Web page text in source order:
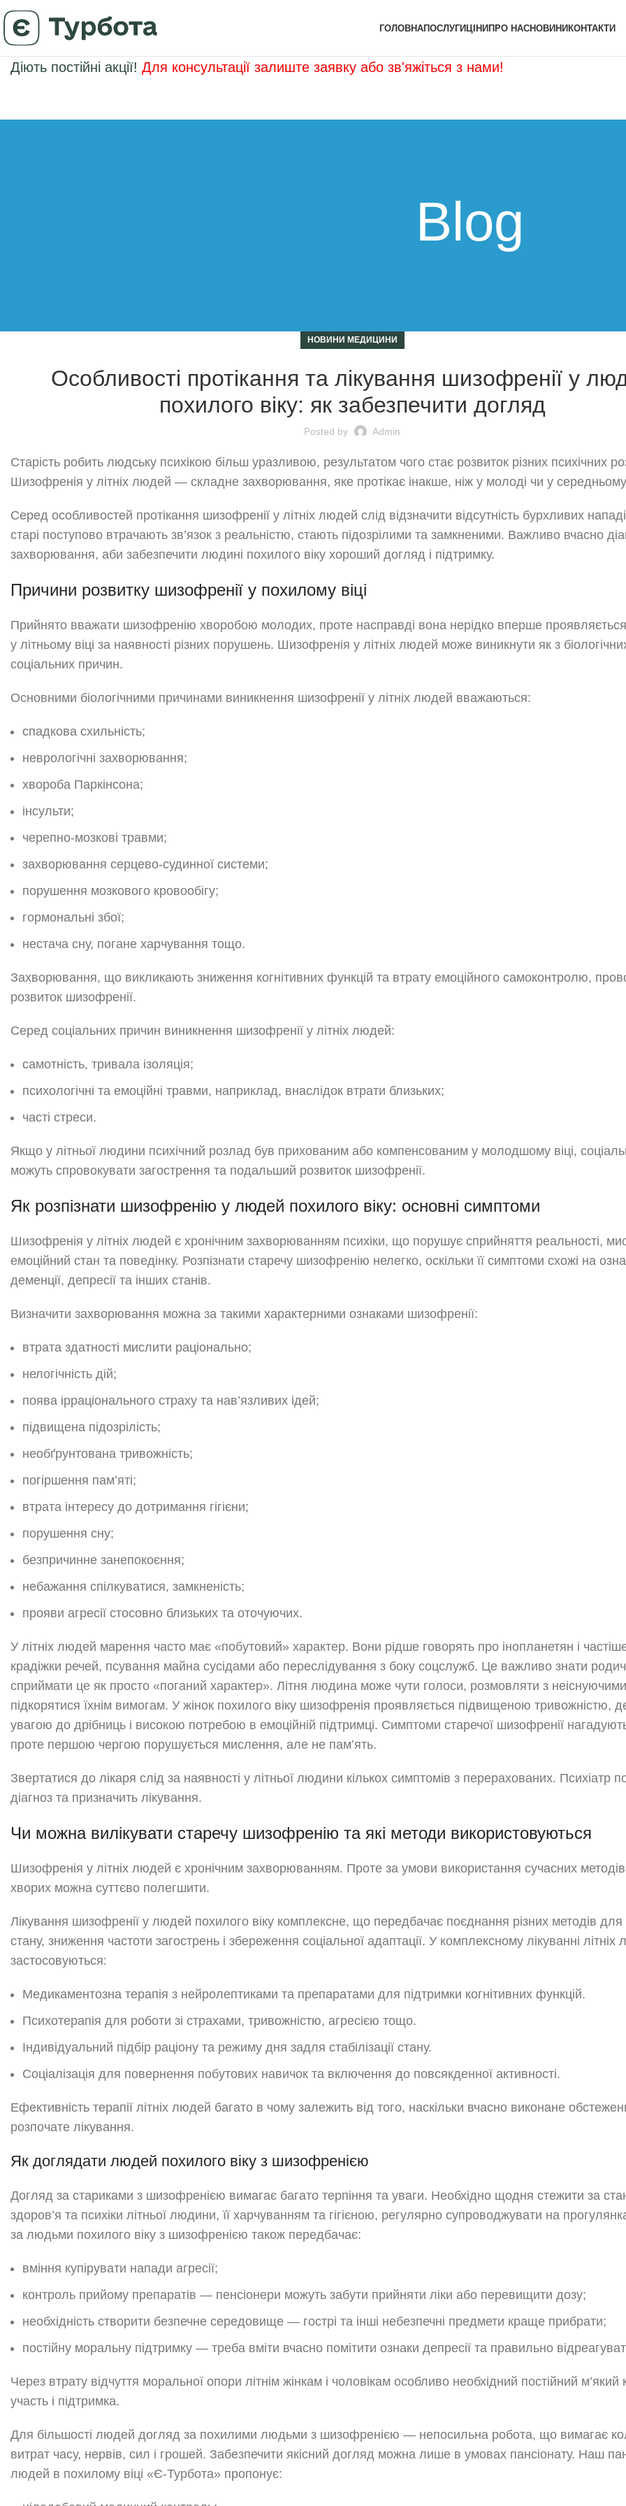
ГОЛОВНАПОСЛУГИЦІНИПРО НАСНОВИНИКОНТАКТИ
Діють постійні акції! Для консультації залиште заявку або зв'яжіться з нами!
Blog
НОВИНИ МЕДИЦИНИ
Особливості протікання та лікування шизофренії у
похилого віку: як забезпечити догляд
Posted by Admin
Старість робить людську психікою більш уразливою, результатом чого стає розвиток різних психічних
Шизофренія у літніх людей — складне захворювання, яке протікає інакше, ніж у молоді чи у середньому
Серед особливостей протікання шизофренії у літніх людей слід відзначити відсутність бурхливих
старі поступово втрачають зв’язок з реальністю, стають підозрілими та замкненими. Важливо вчасно
захворювання, аби забезпечити людині похилого віку хороший догляд і підтримку.
Причини розвитку шизофренії у похилому віці
Прийнято вважати шизофренію хворобою молодих, проте насправді вона нерідко вперше
у літньому віці за наявності різних порушень. Шизофренія у літніх людей може виникнути як з
соціальних причин.
Основними біологічними причинами виникнення шизофренії у літніх людей вважаються:
спадкова схильність;
неврологічні захворювання;
хвороба Паркінсона;
інсульти;
черепно-мозкові травми;
захворювання серцево-судинної системи;
порушення мозкового кровообігу;
гормональні збої;
нестача сну, погане харчування тощо.
Захворювання, що викликають зниження когнітивних функцій та втрату емоційного самоконтролю,
розвиток шизофренії.
Серед соціальних причин виникнення шизофренії у літніх людей:
самотність, тривала ізоляція;
психологічні та емоційні травми, наприклад, внаслідок втрати близьких;
часті стреси.
Якщо у літньої людини психічний розлад був прихованим або компенсованим у молодшому віці,
можуть спровокувати загострення та подальший розвиток шизофренії.
Як розпізнати шизофренію у людей похилого віку: основні симптоми
Шизофренія у літніх людей є хронічним захворюванням психіки, що порушує сприйняття реальності,
емоційний стан та поведінку. Розпізнати старечу шизофренію нелегко, оскільки її симптоми схожі на
деменції, депресії та інших станів.
Визначити захворювання можна за такими характерними ознаками шизофренії:
втрата здатності мислити раціонально;
нелогічність дій;
поява ірраціонального страху та нав’язливих ідей;
підвищена підозрілість;
необґрунтована тривожність;
погіршення пам’яті;
втрата інтересу до дотримання гігієни;
порушення сну;
безпричинне занепокоєння;
небажання спілкуватися, замкненість;
прояви агресії стосовно близьких та оточуючих.
У літніх людей марення часто має «побутовий» характер. Вони рідше говорять про інопланетян і
крадіжки речей, псування майна сусідами або переслідування з боку соцслужб. Це важливо знати
сприймати це як просто «поганий характер». Літня людина може чути голоси, розмовляти з
підкорятися їхнім вимогам. У жінок похилого віку шизофренія проявляється підвищеною тривожністю,
увагою до дрібниць і високою потребою в емоційній підтримці. Симптоми старечої шизофренії
проте першою чергою порушується мислення, але не пам’ять.
Звертатися до лікаря слід за наявності у літньої людини кількох симптомів з перерахованих. Психіатр
діагноз та призначить лікування.
Чи можна вилікувати старечу шизофренію та які методи використовуються
Шизофренія у літніх людей є хронічним захворюванням. Проте за умови використання сучасних
хворих можна суттєво полегшити.
Лікування шизофренії у людей похилого віку комплексне, що передбачає поєднання різних методів для
стану, зниження частоти загострень і збереження соціальної адаптації. У комплексному лікуванні літніх
застосовуються:
Медикаментозна терапія з нейролептиками та препаратами для підтримки когнітивних функцій.
Психотерапія для роботи зі страхами, тривожністю, агресією тощо.
Індивідуальний підбір раціону та режиму дня задля стабілізації стану.
Соціалізація для повернення побутових навичок та включення до повсякденної активності.
Ефективність терапії літніх людей багато в чому залежить від того, наскільки вчасно виконане
розпочате лікування.
Як доглядати людей похилого віку з шизофренією
Догляд за стариками з шизофренією вимагає багато терпіння та уваги. Необхідно щодня стежити за
здоров’я та психіки літньої людини, її харчуванням та гігієною, регулярно супроводжувати на
за людьми похилого віку з шизофренією також передбачає:
вміння купірувати напади агресії;
контроль прийому препаратів — пенсіонери можуть забути прийняти ліки або перевищити дозу;
необхідність створити безпечне середовище — гострі та інші небезпечні предмети краще прибрати;
постійну моральну підтримку — треба вміти вчасно помітити ознаки депресії та правильно
Через втрату відчуття моральної опори літнім жінкам і чоловікам особливо необхідний постійний м’який
участь і підтримка.
Для більшості людей догляд за похилими людьми з шизофренією — непосильна робота, що вимагає
витрат часу, нервів, сил і грошей. Забезпечити якісний догляд можна лише в умовах пансіонату. Наш
людей в похилому віці «Є-Турбота» пропонує: